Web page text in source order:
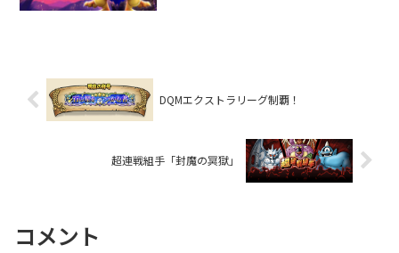
DQMエクストラリーグ制覇！
超連戦組手「封魔の冥獄」
コメント